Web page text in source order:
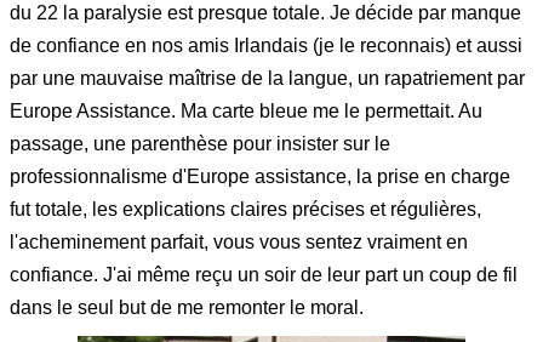
du 22 la paralysie est presque totale. Je décide par manque
de confiance en nos amis Irlandais (je le reconnais) et aussi
par une mauvaise maîtrise de la langue, un rapatriement par
Europe Assistance. Ma carte bleue me le permettait. Au
passage, une parenthèse pour insister sur le
professionnalisme d'Europe assistance, la prise en charge
fut totale, les explications claires précises et régulières,
l'acheminement parfait, vous vous sentez vraiment en
confiance. J'ai même reçu un soir de leur part un coup de fil
dans le seul but de me remonter le moral.